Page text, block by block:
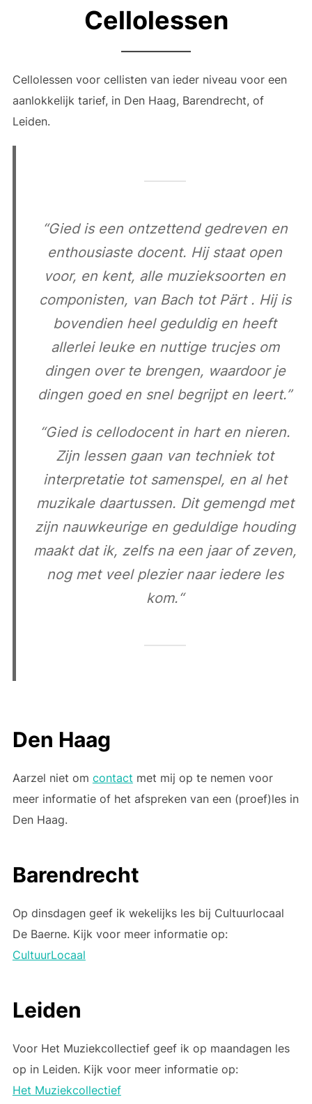
Cellolessen
Cellolessen voor cellisten van ieder niveau voor een
aanlokkelijk tarief, in Den Haag, Barendrecht, of
Leiden.
“Gied is een ontzettend gedreven en
enthousiaste docent. Hij staat open
voor, en kent, alle muzieksoorten en
componisten, van Bach tot Pärt . Hij is
bovendien heel geduldig en heeft
allerlei leuke en nuttige trucjes om
dingen over te brengen, waardoor je
dingen goed en snel begrijpt en leert.”
“Gied is cellodocent in hart en nieren.
Zijn lessen gaan van techniek tot
interpretatie tot samenspel, en al het
muzikale daartussen. Dit gemengd met
zijn nauwkeurige en geduldige houding
maakt dat ik, zelfs na een jaar of zeven,
nog met veel plezier naar iedere les
kom.“
Den Haag
Aarzel niet om contact met mij op te nemen voor
meer informatie of het afspreken van een (proef)les in
Den Haag.
Barendrecht
Op dinsdagen geef ik wekelijks les bij Cultuurlocaal
De Baerne. Kijk voor meer informatie op:
CultuurLocaal
Leiden
Voor Het Muziekcollectief geef ik op maandagen les
op in Leiden. Kijk voor meer informatie op:
Het Muziekcollectief